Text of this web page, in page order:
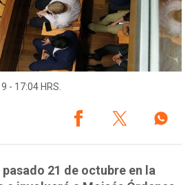
- 17:04 HRS.
21 de octubre en la